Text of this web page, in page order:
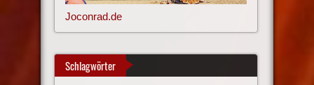
Joconrad.de
Schlagwörter